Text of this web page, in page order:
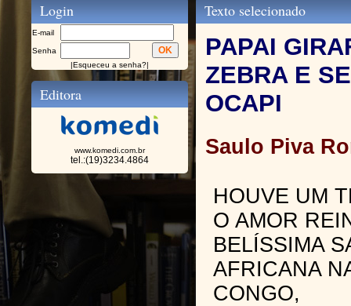
Login
E-mail
Senha
|Esqueceu a senha?|
Editora
www.komedi.com.br
tel.:(19)3234.4864
Texto selecionado
PAPAI
ZEBRA E
OCAPI
Saulo Piva
HOUVE UM
O AMOR
BELÍSSIMA
AFRICANA
CONGO,